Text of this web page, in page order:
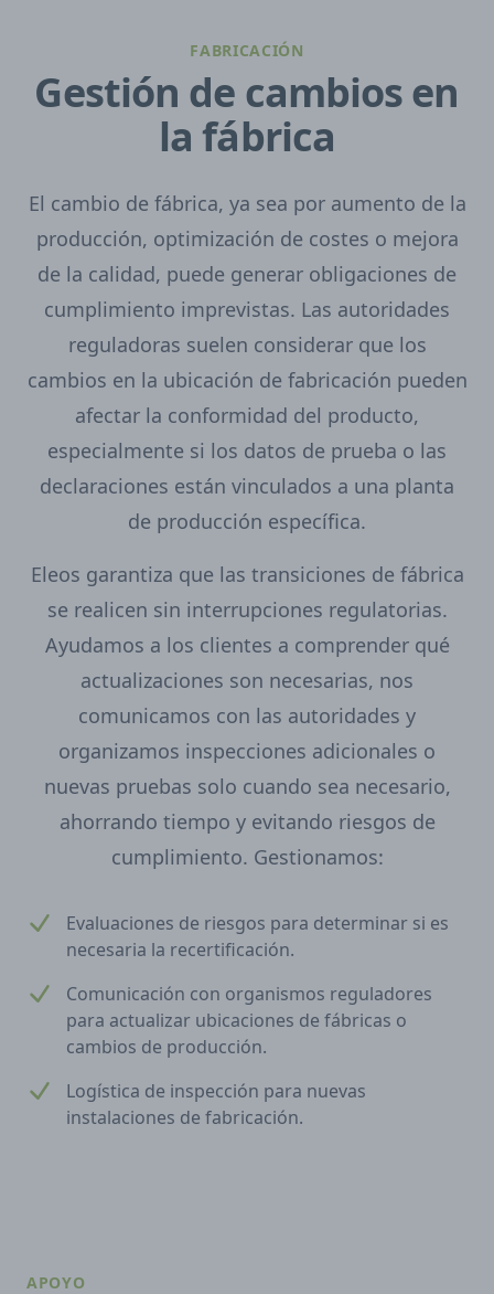
FABRICACIÓN
Gestión de cambios en
la fábrica
El cambio de fábrica, ya sea por aumento de la
producción, optimización de costes o mejora
de la calidad, puede generar obligaciones de
cumplimiento imprevistas. Las autoridades
reguladoras suelen considerar que los
cambios en la ubicación de fabricación pueden
afectar la conformidad del producto,
especialmente si los datos de prueba o las
declaraciones están vinculados a una planta
de producción específica.
Eleos garantiza que las transiciones de fábrica
se realicen sin interrupciones regulatorias.
Ayudamos a los clientes a comprender qué
actualizaciones son necesarias, nos
comunicamos con las autoridades y
organizamos inspecciones adicionales o
nuevas pruebas solo cuando sea necesario,
ahorrando tiempo y evitando riesgos de
cumplimiento. Gestionamos:
Evaluaciones de riesgos para determinar si es
necesaria la recertificación.
Comunicación con organismos reguladores
para actualizar ubicaciones de fábricas o
cambios de producción.
Logística de inspección para nuevas
instalaciones de fabricación.
APOYO